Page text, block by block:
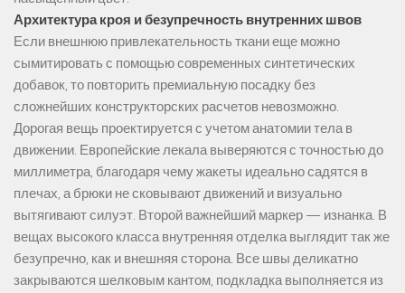
Архитектура кроя и безупречность внутренних швов
Если внешнюю привлекательность ткани еще можно
сымитировать с помощью современных синтетических
добавок, то повторить премиальную посадку без
сложнейших конструкторских расчетов невозможно.
Дорогая вещь проектируется с учетом анатомии тела в
движении. Европейские лекала выверяются с точностью до
миллиметра, благодаря чему жакеты идеально садятся в
плечах, а брюки не сковывают движений и визуально
вытягивают силуэт. Второй важнейший маркер — изнанка. В
вещах высокого класса внутренняя отделка выглядит так же
безупречно, как и внешняя сторона. Все швы деликатно
закрываются шелковым кантом, подкладка выполняется из